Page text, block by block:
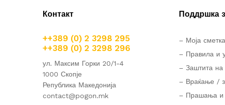
Контакт
++389 (0) 2 3298 295
++389 (0) 2 3298 296
ул. Максим Горки 20/1-4
1000 Скопје
Република Македонија
contact@pogon.mk
Поддршка
– Моја сметка
– Правила и
– Заштита на
– Враќање /
– Прашања и